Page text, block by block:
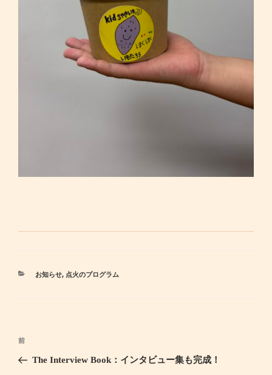
カ
お知らせ, 点火のプログラム
投
過
去
前
The Interview Book：インタビュー集も完成！